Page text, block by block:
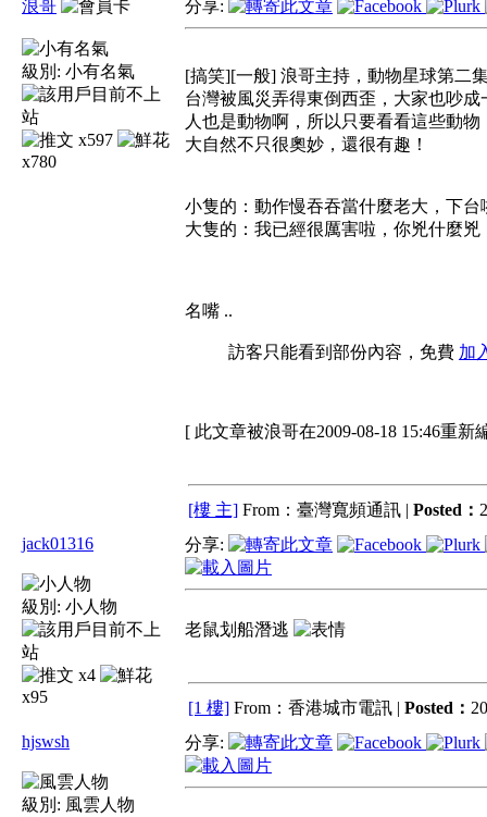
浪哥
級別: 小有名氣
x597
x780
分享:
[搞笑][一般] 浪哥主持，動物星球第二
台灣被風災弄得東倒西歪，大家也吵
人也是動物啊，所以只要看看這些動物
大自然不只很奧妙，還很有趣！
小隻的：動作慢吞吞當什麼老大，下台
大隻的：我已經很厲害啦，你兇什麼兇
名嘴 ..
訪客只能看到部份內容，免費 加
[ 此文章被浪哥在2009-08-18 15:46重新
[樓 主] From：臺灣寬頻通訊 | Posted：
jack01316
級別: 小人物
x4
x95
分享:
老鼠划船潛逃
[1 樓] From：香港城市電訊 | Posted：
hjswsh
級別: 風雲人物
分享: